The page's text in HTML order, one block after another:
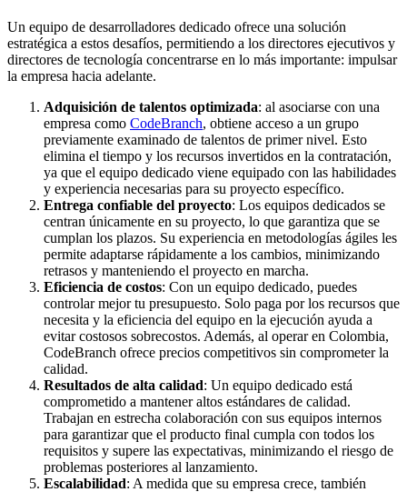
Un equipo de desarrolladores dedicado ofrece una solución
estratégica a estos desafíos, permitiendo a los directores ejecutivos y
directores de tecnología concentrarse en lo más importante: impulsar
la empresa hacia adelante.
Adquisición de talentos optimizada: al asociarse con una
empresa como CodeBranch, obtiene acceso a un grupo
previamente examinado de talentos de primer nivel. Esto
elimina el tiempo y los recursos invertidos en la contratación,
ya que el equipo dedicado viene equipado con las habilidades
y experiencia necesarias para su proyecto específico.
Entrega confiable del proyecto: Los equipos dedicados se
centran únicamente en su proyecto, lo que garantiza que se
cumplan los plazos. Su experiencia en metodologías ágiles les
permite adaptarse rápidamente a los cambios, minimizando
retrasos y manteniendo el proyecto en marcha.
Eficiencia de costos: Con un equipo dedicado, puedes
controlar mejor tu presupuesto. Solo paga por los recursos que
necesita y la eficiencia del equipo en la ejecución ayuda a
evitar costosos sobrecostos. Además, al operar en Colombia,
CodeBranch ofrece precios competitivos sin comprometer la
calidad.
Resultados de alta calidad: Un equipo dedicado está
comprometido a mantener altos estándares de calidad.
Trabajan en estrecha colaboración con sus equipos internos
para garantizar que el producto final cumpla con todos los
requisitos y supere las expectativas, minimizando el riesgo de
problemas posteriores al lanzamiento.
Escalabilidad: A medida que su empresa crece, también